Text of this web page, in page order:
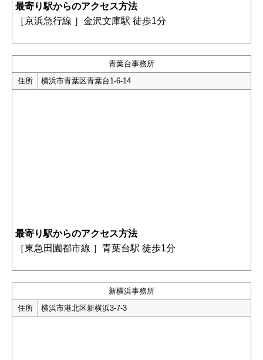
最寄り駅からのアクセス方法
［京浜急行線 ］金沢文庫駅 徒歩1分
青葉台事務所
住所
横浜市青葉区青葉台1-6-14
最寄り駅からのアクセス方法
［東急田園都市線 ］青葉台駅 徒歩1分
新横浜事務所
住所
横浜市港北区新横浜3-7-3